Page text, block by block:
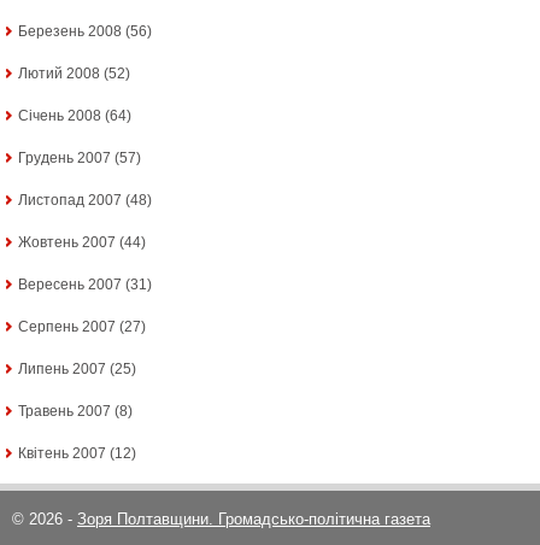
Березень 2008 (56)
Лютий 2008 (52)
Січень 2008 (64)
Грудень 2007 (57)
Листопад 2007 (48)
Жовтень 2007 (44)
Вересень 2007 (31)
Серпень 2007 (27)
Липень 2007 (25)
Травень 2007 (8)
Квітень 2007 (12)
© 2026 - Зоря Полтавщини. Громадсько-політична газета